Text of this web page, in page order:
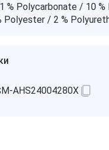
% Polycarbonate / 10
Polyester / 2 %
AHS24004280X